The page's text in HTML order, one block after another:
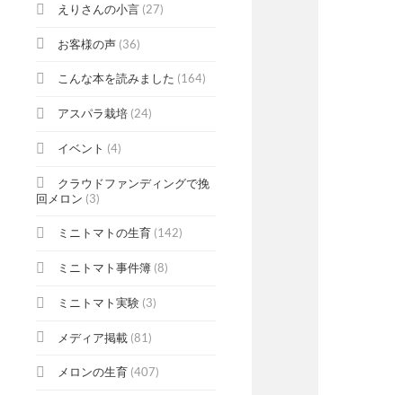
えりさんの小言 (27)
お客様の声 (36)
こんな本を読みました (164)
アスパラ栽培 (24)
イベント (4)
クラウドファンディングで挽
回メロン (3)
ミニトマトの生育 (142)
ミニトマト事件簿 (8)
ミニトマト実験 (3)
メディア掲載 (81)
メロンの生育 (407)